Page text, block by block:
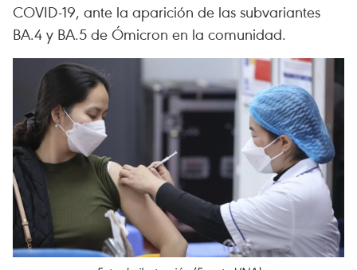
COVID-19, ante la aparición de las subvariantes
BA.4 y BA.5 de Ómicron en la comunidad.